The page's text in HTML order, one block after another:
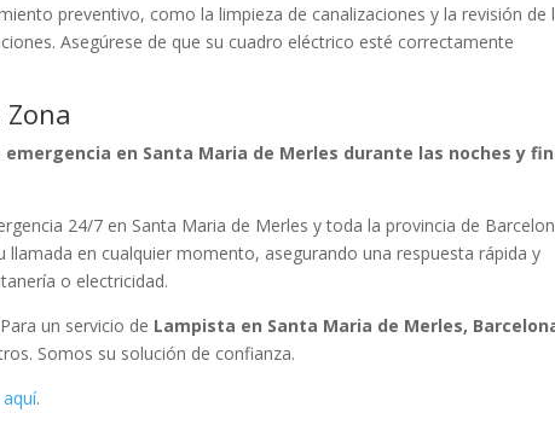
preventivo, como la limpieza de canalizaciones y la revisión de
Asegúrese de que su cuadro eléctrico esté correctamente
en Santa Maria de Merles durante las noches y
24/7 en Santa Maria de Merles y toda la provincia de
en cualquier momento, asegurando una respuesta rápida y
o electricidad.
un servicio de Lampista en Santa Maria de Merles,
Somos su solución de confianza.
aquí.